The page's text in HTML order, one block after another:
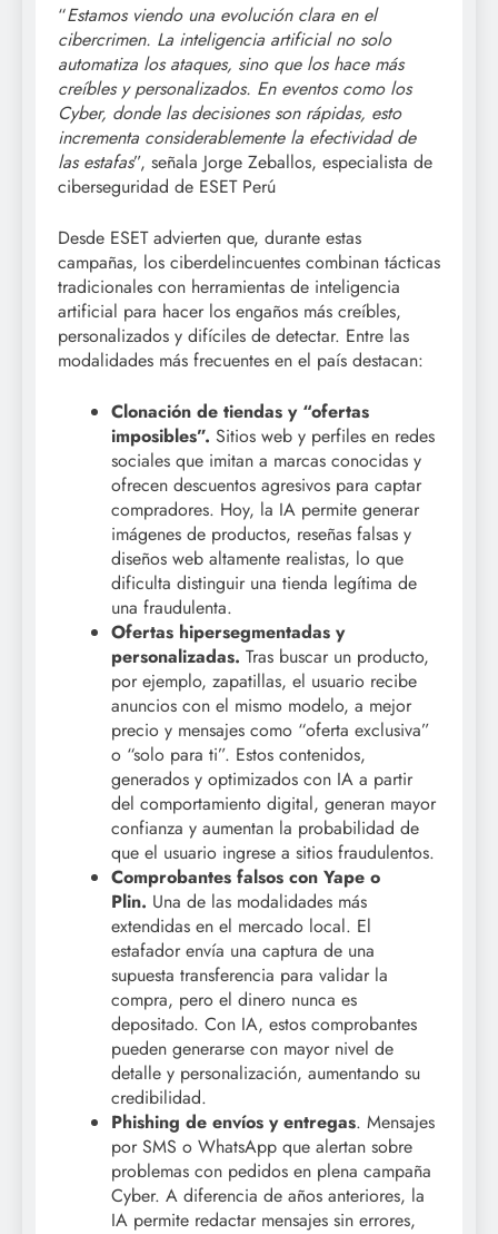
“Estamos viendo una evolución clara en el
cibercrimen. La inteligencia artificial no solo
automatiza los ataques, sino que los hace más
creíbles y personalizados. En eventos como los
Cyber, donde las decisiones son rápidas, esto
incrementa considerablemente la efectividad de
las estafas”, señala Jorge Zeballos, especialista de
ciberseguridad de ESET Perú
Desde ESET advierten que, durante estas
campañas, los ciberdelincuentes combinan tácticas
tradicionales con herramientas de inteligencia
artificial para hacer los engaños más creíbles,
personalizados y difíciles de detectar. Entre las
modalidades más frecuentes en el país destacan:
Clonación de tiendas y “ofertas
imposibles”. Sitios web y perfiles en redes
sociales que imitan a marcas conocidas y
ofrecen descuentos agresivos para captar
compradores. Hoy, la IA permite generar
imágenes de productos, reseñas falsas y
diseños web altamente realistas, lo que
dificulta distinguir una tienda legítima de
una fraudulenta.
Ofertas hipersegmentadas y
personalizadas. Tras buscar un producto,
por ejemplo, zapatillas, el usuario recibe
anuncios con el mismo modelo, a mejor
precio y mensajes como “oferta exclusiva”
o “solo para ti”. Estos contenidos,
generados y optimizados con IA a partir
del comportamiento digital, generan mayor
confianza y aumentan la probabilidad de
que el usuario ingrese a sitios fraudulentos.
Comprobantes falsos con Yape o
Plin. Una de las modalidades más
extendidas en el mercado local. El
estafador envía una captura de una
supuesta transferencia para validar la
compra, pero el dinero nunca es
depositado. Con IA, estos comprobantes
pueden generarse con mayor nivel de
detalle y personalización, aumentando su
credibilidad.
Phishing de envíos y entregas. Mensajes
por SMS o WhatsApp que alertan sobre
problemas con pedidos en plena campaña
Cyber. A diferencia de años anteriores, la
IA permite redactar mensajes sin errores,